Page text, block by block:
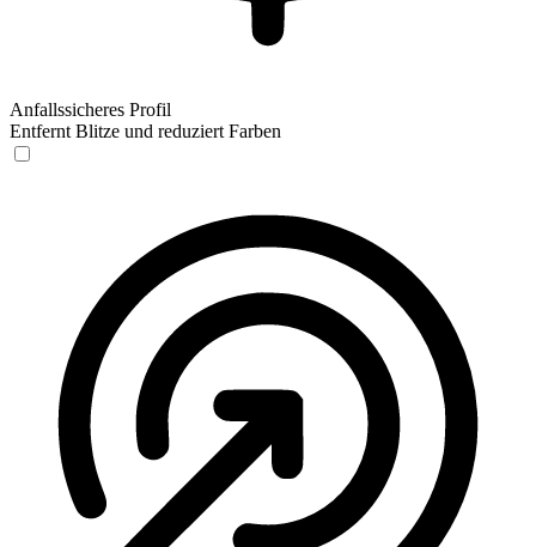
Anfallssicheres Profil
Entfernt Blitze und reduziert Farben